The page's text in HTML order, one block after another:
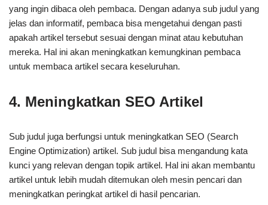
yang ingin dibaca oleh pembaca. Dengan adanya sub judul yang
jelas dan informatif, pembaca bisa mengetahui dengan pasti
apakah artikel tersebut sesuai dengan minat atau kebutuhan
mereka. Hal ini akan meningkatkan kemungkinan pembaca
untuk membaca artikel secara keseluruhan.
4. Meningkatkan SEO Artikel
Sub judul juga berfungsi untuk meningkatkan SEO (Search
Engine Optimization) artikel. Sub judul bisa mengandung kata
kunci yang relevan dengan topik artikel. Hal ini akan membantu
artikel untuk lebih mudah ditemukan oleh mesin pencari dan
meningkatkan peringkat artikel di hasil pencarian.